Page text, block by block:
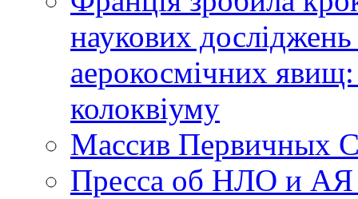
наукових
аерокосмічних
колоквіуму
Массив Первичных
Пресса об НЛО и